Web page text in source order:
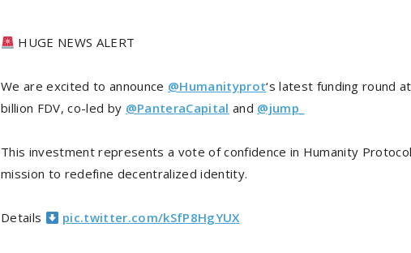
HUGE NEWS ALERT
We are excited to announce @Humanityprot‘s latest funding round
billion FDV, co-led by @PanteraCapital and @jump_
This investment represents a vote of confidence in Humanity
mission to redefine decentralized identity.
Details pic.twitter.com/kSfP8HgYUX